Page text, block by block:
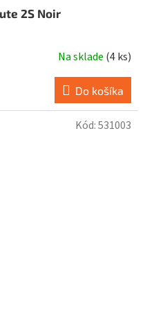
2S Noir
Na sklade (4 ks)
Do košíka
Kód:531003